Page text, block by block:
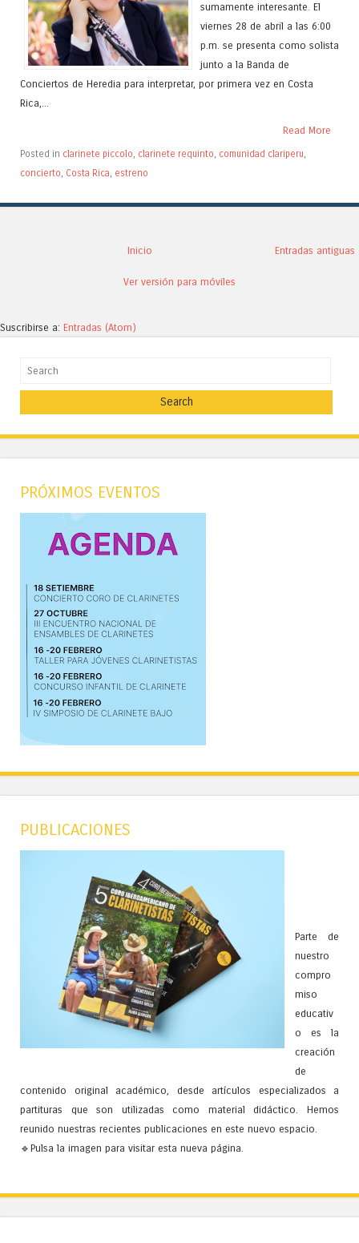
sumamente interesante. El
viernes 28 de abril a las 6:00
p.m. se presenta como solista
junto a la Banda de
Conciertos de Heredia para interpretar, por primera vez en Costa
Rica,...
Read More
Posted in clarinete piccolo, clarinete requinto, comunidad clariperu,
concierto, Costa Rica, estreno
Entradas antiguas
Inicio
Ver versión para móviles
Suscribirse a: Entradas (Atom)
Search
PRÓXIMOS EVENTOS
PUBLICACIONES
Parte de
nuestro
compro
miso
educativ
o es la
creación
de
contenido original académico, desde artículos especializados a
partituras que son utilizadas como material didáctico. Hemos
reunido nuestras recientes publicaciones en este nuevo espacio.
🔹Pulsa la imagen para visitar esta nueva página.